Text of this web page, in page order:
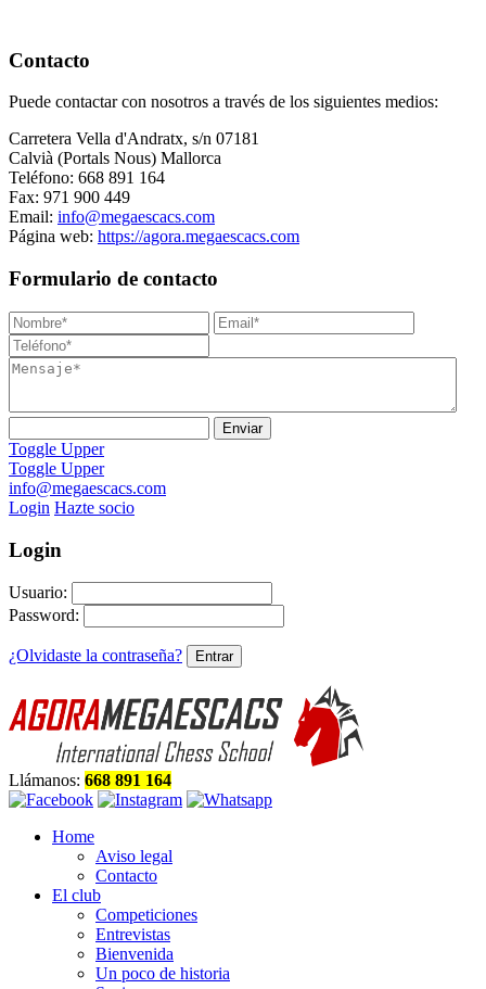
Contacto
Puede contactar con nosotros a través de los siguientes medios:
Carretera Vella d'Andratx, s/n 07181
Calvià (Portals Nous) Mallorca
Teléfono: 668 891 164
Fax: 971 900 449
Email: info@megaescacs.com
Página web: https://agora.megaescacs.com
Formulario de contacto
Toggle Upper
Toggle Upper
info@megaescacs.com
Login Hazte socio
Login
Usuario:
Password:
¿Olvidaste la contraseña?
Llámanos: 668 891 164
Home
Aviso legal
Contacto
El club
Competiciones
Entrevistas
Bienvenida
Un poco de historia